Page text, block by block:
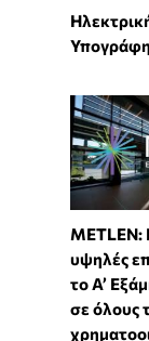
METLEN:
υψηλές
το Α’
σε όλους